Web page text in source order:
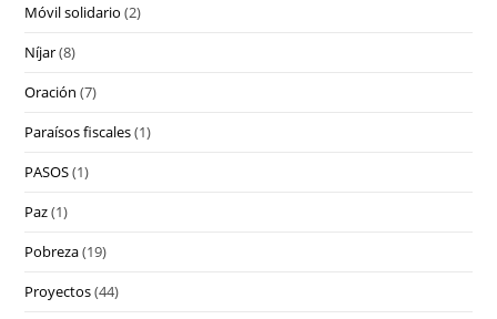
Móvil solidario (2)
Níjar(8)
Oración (7)
Paraísos fiscales(1)
PASOS(1)
Paz(1)
Pobreza(19)
Proyectos(44)